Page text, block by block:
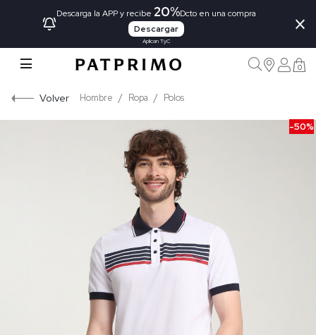
Descarga la APP y recibe 20%Dcto en una compra
Descargar
Aplican TyC
×
0
Volver Hombre Ropa Polos
-50%